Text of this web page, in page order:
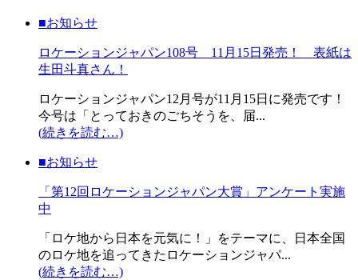
■お知らせ
ロケーションジャパン108号 11月15日発売！ 表紙は
生田斗真さん！
ロケーションジャパン12月号が11月15日に発売です！
今号は「とっておきのごちそうを、届...
(続きを読む…)
■お知らせ
「第12回ロケーションジャパン大賞」アンケート実施
中
「ロケ地から日本を元気に！」をテーマに、日本全国
のロケ地を追ってきたロケーションジャパ...
(続きを読む…)